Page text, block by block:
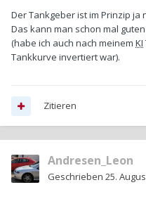
Der Tankgeber ist im Prinzip
Das kann man schon mal
(habe ich auch nach meinem KI
Tankkurve invertiert war).
Zitieren
Andresen_Leon
Geschrieben 25.